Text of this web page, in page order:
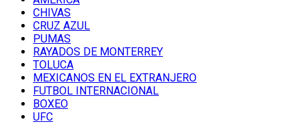
CHIVAS
CRUZ AZUL
PUMAS
RAYADOS DE MONTERREY
TOLUCA
MEXICANOS EN EL EXTRANJERO
FUTBOL INTERNACIONAL
BOXEO
UFC